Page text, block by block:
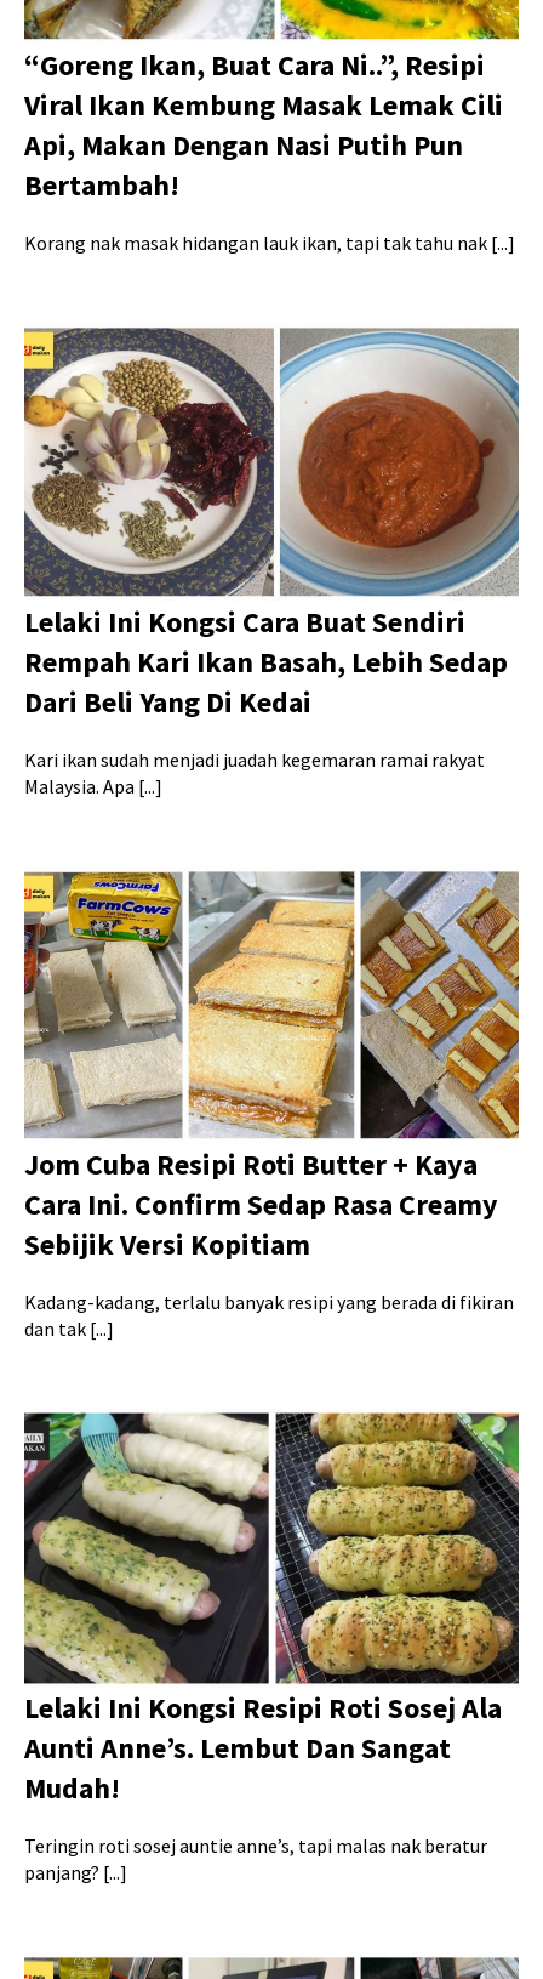
“Goreng Ikan, Buat Cara Ni..”, Resipi
Viral Ikan Kembung Masak Lemak Cili
Api, Makan Dengan Nasi Putih Pun
Bertambah!
Korang nak masak hidangan lauk ikan, tapi tak tahu nak [...]
Lelaki Ini Kongsi Cara Buat Sendiri
Rempah Kari Ikan Basah, Lebih Sedap
Dari Beli Yang Di Kedai
Kari ikan sudah menjadi juadah kegemaran ramai rakyat
Malaysia. Apa [...]
Jom Cuba Resipi Roti Butter + Kaya
Cara Ini. Confirm Sedap Rasa Creamy
Sebijik Versi Kopitiam
Kadang-kadang, terlalu banyak resipi yang berada di fikiran
dan tak [...]
Lelaki Ini Kongsi Resipi Roti Sosej Ala
Aunti Anne’s. Lembut Dan Sangat
Mudah!
Teringin roti sosej auntie anne’s, tapi malas nak beratur
panjang? [...]